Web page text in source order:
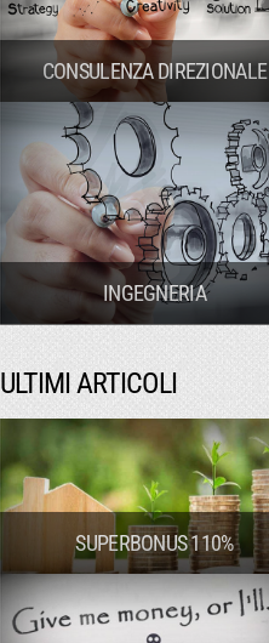
CONSULENZA DIREZIONALE
INGEGNERIA
ULTIMI ARTICOLI
SUPERBONUS 110%